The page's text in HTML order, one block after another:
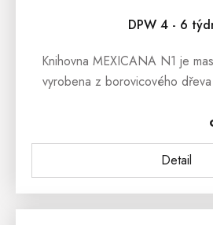
DPW 4 - 6
Detail
Knihovna MEXICANA N1 je
vyrobena z borovicového